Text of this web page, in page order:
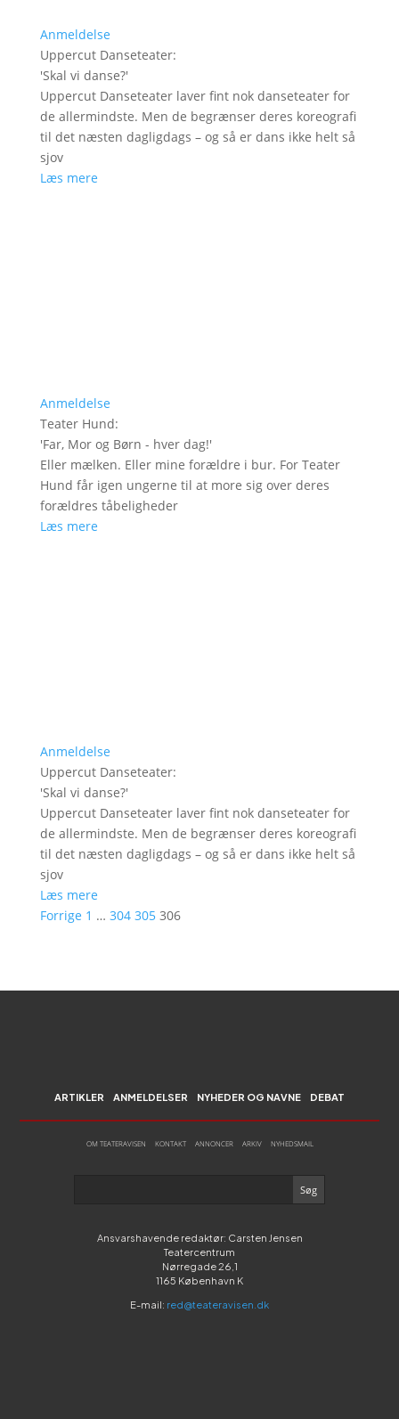
Anmeldelse
Uppercut Danseteater:
'Skal vi danse?'
Uppercut Danseteater laver fint nok danseteater for
de allermindste. Men de begrænser deres koreografi
til det næsten dagligdags – og så er dans ikke helt så
sjov
Læs mere
Anmeldelse
Teater Hund:
'Far, Mor og Børn - hver dag!'
Eller mælken. Eller mine forældre i bur. For Teater
Hund får igen ungerne til at more sig over deres
forældres tåbeligheder
Læs mere
Anmeldelse
Uppercut Danseteater:
'Skal vi danse?'
Uppercut Danseteater laver fint nok danseteater for
de allermindste. Men de begrænser deres koreografi
til det næsten dagligdags – og så er dans ikke helt så
sjov
Læs mere
Forrige 1 … 304 305 306
ARTIKLER ANMELDELSER NYHEDER OG NAVNE DEBAT
OM TEATERAVISEN KONTAKT ANNONCER ARKIV NYHEDSMAIL
Ansvarshavende redaktør: Carsten Jensen
Teatercentrum
Nørregade 26,1
1165 København K
E-mail: red@teateravisen.dk